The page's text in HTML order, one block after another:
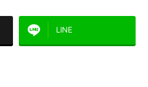
LINE